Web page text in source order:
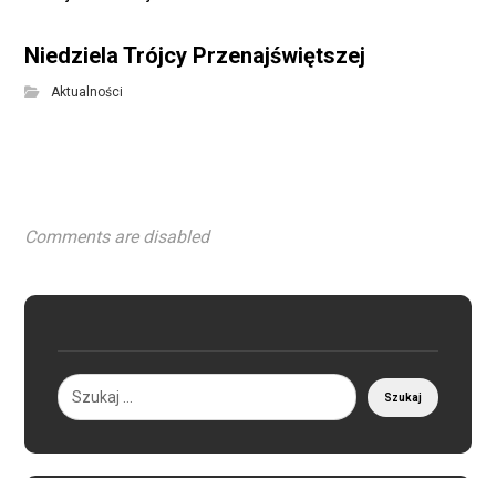
Niedziela Trójcy Przenajświętszej
Aktualności
Comments are disabled